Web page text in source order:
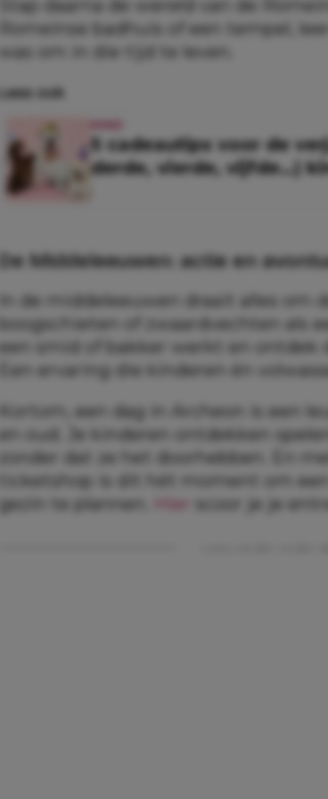
Stap daarna de wereld van de
Romeinse badhuis of een tempel,
was om in die tijd te leven.
Lees ook
5 cadeautips voor de
derde, vierde, vijfde…)
De Middeleeuwen: actie en
In de middeleeuwen draait alles om
boogschieten of zwaardvechten als
een smid of bakker werkt en
Een ervaring die kinderen én
Kortom, een dag in Archeon is een
en oud. Je kinderen ontdekken
zonder dat ze het doorhebben. En
ticketshop is dit hét moment om
gezin te plannen.
Hier scoor je je